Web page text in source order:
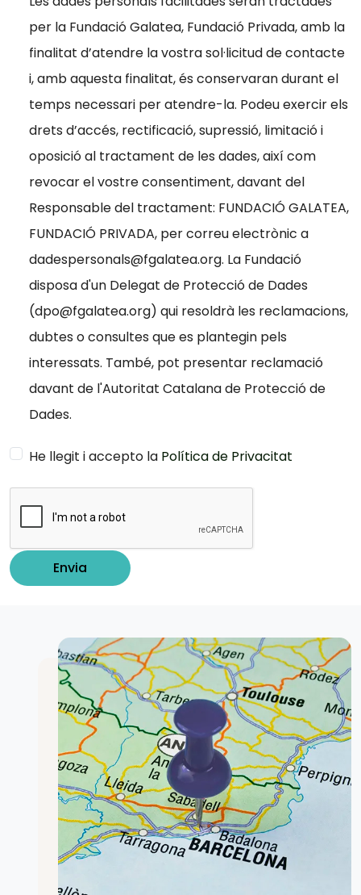
per la Fundació Galatea, Fundació Privada, amb la
finalitat d’atendre la vostra sol·licitud de contacte
i, amb aquesta finalitat, és conservaran durant el
temps necessari per atendre-la. Podeu exercir els
drets d’accés, rectificació, supressió, limitació i
oposició al tractament de les dades, així com
revocar el vostre consentiment, davant del
Responsable del tractament: FUNDACIÓ GALATEA,
FUNDACIÓ PRIVADA, per correu electrònic a
dadespersonals
. La Fundació
disposa d'un Delegat de Protecció de Dades
(dpo
) qui resoldrà les reclamacions,
dubtes o consultes que es plantegin pels
interessats. També, pot presentar reclamació
davant de l'Autoritat Catalana de Protecció de
Dades.
He llegit i accepto la Política de Privacitat